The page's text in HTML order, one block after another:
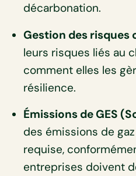
décarbonation.
Gestion des risques
leurs risques liés au
comment elles les
résilience.
Émissions de GES
des émissions de
requise,
entreprises doivent